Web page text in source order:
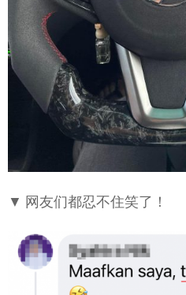
▼ 网友们都忍不住笑了！